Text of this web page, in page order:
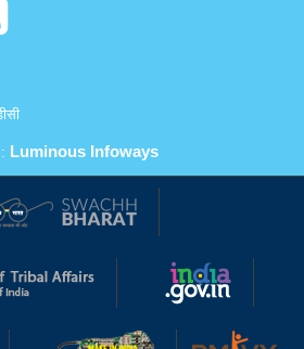
Luminous Infoways